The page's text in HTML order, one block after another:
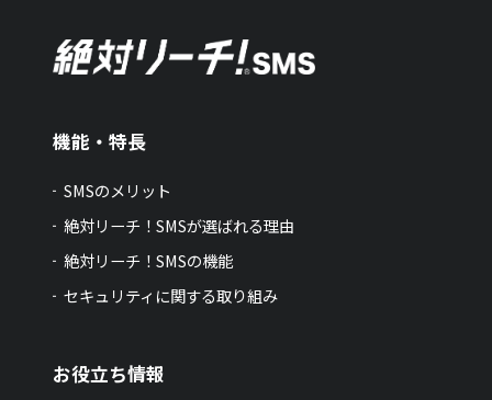
機能・特長
SMSのメリット
絶対リーチ！SMSが選ばれる理由
絶対リーチ！SMSの機能
セキュリティに関する取り組み
お役立ち情報